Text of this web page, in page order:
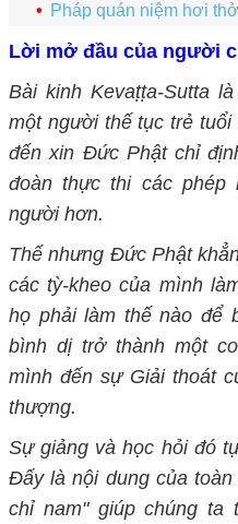
Pháp quán niệm hơi
Lời mở đầu của người
Bài kinh Kevaṭṭa-Sutta
một người thế tục trẻ
đến xin Đức Phật chỉ
đoàn thực thi các phép
người hơn.
Thế nhưng Đức Phật
các tỳ-kheo của mình
họ phải làm thế nào để
bình dị trở thành một
mình đến sự Giải thoát
thượng.
Sự giảng và học hỏi đó
Đấy là nội dung của
chỉ nam" giúp chúng ta